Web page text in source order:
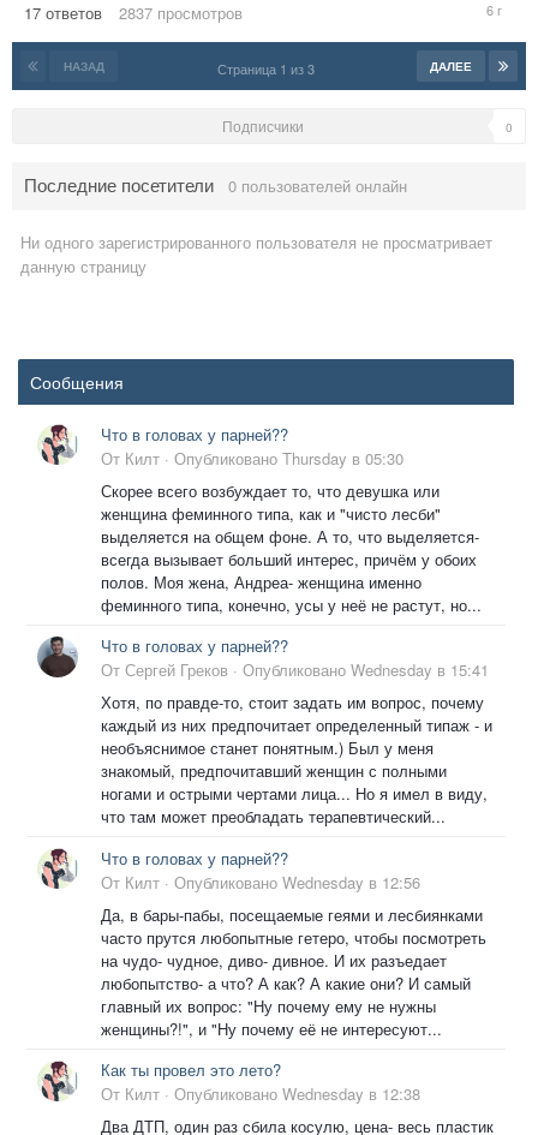
17 ответов 2837 просмотров
мая,
2020
НАЗАД ДАЛЕЕ
Страница 1 из 3
Подписчики 0
Последние посетители 0 пользователей онлайн
Ни одного зарегистрированного пользователя не просматривает
данную страницу
Сообщения
Что в головах у парней??
От Килт · Опубликовано Thursday в 05:30
Скорее всего возбуждает то, что девушка или
женщина феминного типа, как и "чисто лесби"
выделяется на общем фоне. А то, что выделяется-
всегда вызывает больший интерес, причём у обоих
полов. Моя жена, Андреа- женщина именно
феминного типа, конечно, усы у неё не растут, но...
Что в головах у парней??
От Сергей Греков · Опубликовано Wednesday в 15:41
Хотя, по правде-то, стоит задать им вопрос, почему
каждый из них предпочитает определенный типаж - и
необъяснимое станет понятным.) Был у меня
знакомый, предпочитавший женщин с полными
ногами и острыми чертами лица... Но я имел в виду,
что там может преобладать терапевтический...
Что в головах у парней??
От Килт · Опубликовано Wednesday в 12:56
Да, в бары-пабы, посещаемые геями и лесбиянками
часто прутся любопытные гетеро, чтобы посмотреть
на чудо- чудное, диво- дивное. И их разъедает
любопытство- а что? А как? А какие они? И самый
главный их вопрос: "Ну почему ему не нужны
женщины?!", и "Ну почему её не интересуют...
Как ты провел это лето?
От Килт · Опубликовано Wednesday в 12:38
Два ДТП, один раз сбила косулю, цена- весь пластик